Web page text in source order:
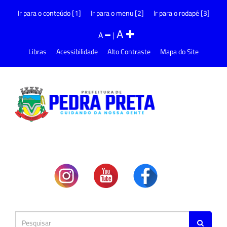
Ir para o conteúdo [1] Ir para o menu [2] Ir para o rodapé [3]
A |A
Libras Acessibilidade Alto Contraste Mapa do Site